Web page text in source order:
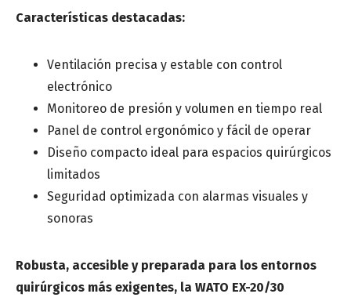
Características destacadas:
Ventilación precisa y estable con control
electrónico
Monitoreo de presión y volumen en tiempo real
Panel de control ergonómico y fácil de operar
Diseño compacto ideal para espacios quirúrgicos
limitados
Seguridad optimizada con alarmas visuales y
sonoras
Robusta, accesible y preparada para los entornos
quirúrgicos más exigentes, la WATO EX-20/30